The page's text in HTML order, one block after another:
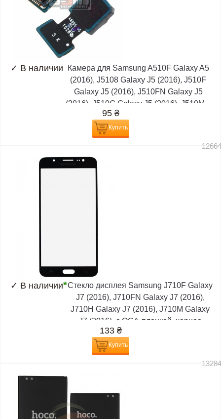
✓ В наличии
Камера для Samsung A510F Galaxy A5
(2016), J5108 Galaxy J5 (2016), J510F
Galaxy J5 (2016), J510FN Galaxy J5
(2016), J510G Galaxy J5 (2016), J510M...
95 ₴
Купить
✓ В наличии*Стекло дисплея Samsung J710F Galaxy
J7 (2016), J710FN Galaxy J7 (2016),
J710H Galaxy J7 (2016), J710M Galaxy
J7 (2016), с OCA-пленкой, черное
133 ₴
Купить